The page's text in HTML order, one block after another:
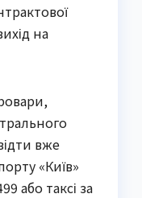
на
вже
«Київ»
або таксі за